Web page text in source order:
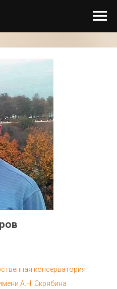
консерватория
А.Н. Скрябина